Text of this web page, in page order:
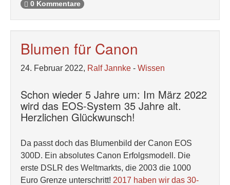
0 Kommentare
Blumen für Canon
24. Februar 2022, Ralf Jannke - Wissen
Schon wieder 5 Jahre um: Im März 2022
wird das EOS-System 35 Jahre alt.
Herzlichen Glückwunsch!
Da passt doch das Blumenbild der Canon EOS
300D. Ein absolutes Canon Erfolgsmodell. Die
erste DSLR des Weltmarkts, die 2003 die 1000
Euro Grenze unterschritt! 2017 haben wir das 30-